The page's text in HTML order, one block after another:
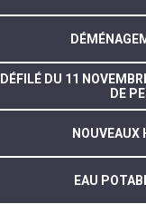
DÉFILÉ DU 11
DE
NOUVEAUX
EAU